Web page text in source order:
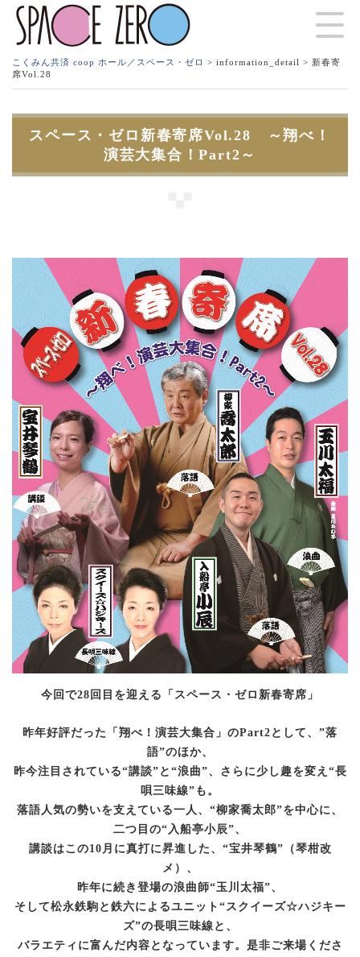
こくみん共済 coop ホール／スペース・ゼロ > information_detail > 新春寄
席Vol.28
スペース・ゼロ新春寄席Vol.28 ～翔べ！
演芸大集合！Part2～
今回で28回目を迎える「スペース・ゼロ新春寄席」
昨年好評だった「翔べ！演芸大集合」のPart2として、”落
語”のほか、
昨今注目されている“講談”と“浪曲”、さらに少し趣を変え“長
唄三味線”も。
落語人気の勢いを支えている一人、“柳家喬太郎”を中心に、
二つ目の“入船亭小辰”、
講談はこの10月に真打に昇進した、“宝井琴鶴”（琴柑改
メ）、
昨年に続き登場の浪曲師“玉川太福”、
そして松永鉄駒と鉄六によるユニット“スクイーズ☆ハジキー
ズ”の長唄三味線と、
バラエティに富んだ内容となっています。是非ご来場くださ